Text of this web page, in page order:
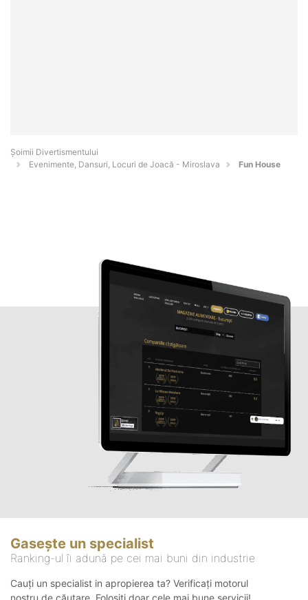
Şoimii Divertismentului
Evenimente, Dansuri, Locuri de Joacă - Miroslava
Fun House
Gasește un specialist
Ranking-ul îi adună pe cei mai buni din industrie
Cauți un specialist in apropierea ta? Verificați motorul
nostru de căutare. Folosiți doar cele mai bune servicii!